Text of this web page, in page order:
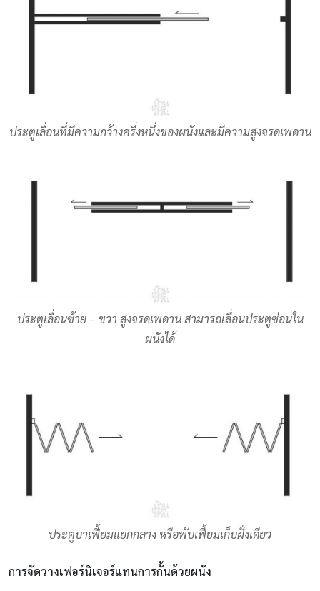
ประตูเลื่อนที่มีความกว้างครึ่งหนึ่งของผนังและมีความสูงจรดเพดาน
ประตูเลื่อนซ้าย – ขวา สูงจรดเพดาน สามารถเลื่อนประตูซ่อนใน
ผนังได้
ประตูบาเฟี้ยมแยกกลาง หรือพับเฟี้ยมเก็บฝั่งเดียว
การจัดวางเฟอร์นิเจอร์แทนการกั้นด้วยผนัง